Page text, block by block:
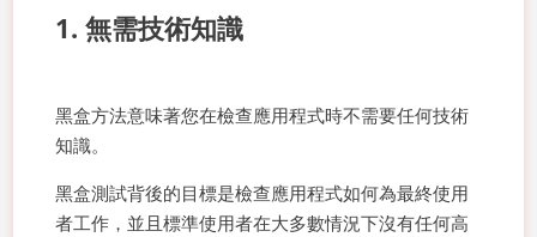
1. 無需技術知識
黑盒方法意味著您在檢查應用程式時不需要任何技術
知識。
黑盒測試背後的目標是檢查應用程式如何為最終使用
者工作，並且標準使用者在大多數情況下沒有任何高